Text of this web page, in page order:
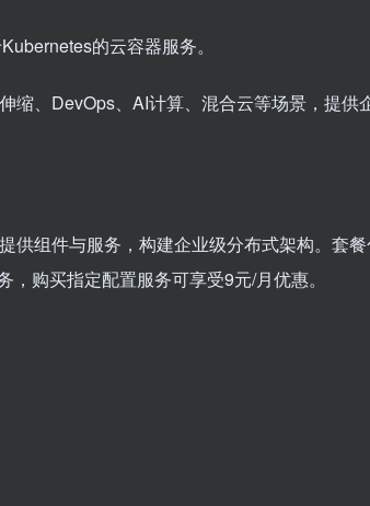
的云容器服务。
缩、DevOps、AI计算、混合云等场景，提
供组件与服务，构建企业级分布式架构。套餐
，购买指定配置服务可享受9元/月优惠。